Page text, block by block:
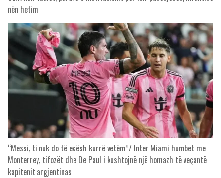
nën hetim
“Messi, ti nuk do të ecësh kurrë vetëm”/ Inter Miami humbet me
Monterrey, tifozët dhe De Paul i kushtojnë një homazh të veçantë
kapitenit argjentinas